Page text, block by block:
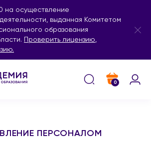
на осуществление
выданная Комитетом
образования
Проверить лицензию,
0
ПЕРСОНАЛОМ